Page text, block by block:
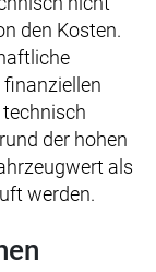
den Kosten.
der hohen
als
werden.